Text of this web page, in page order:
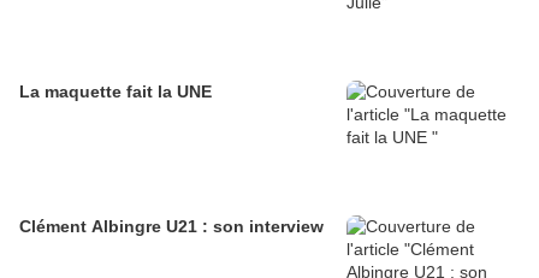
La maquette fait la UNE
Clément Albingre U21 : son interview